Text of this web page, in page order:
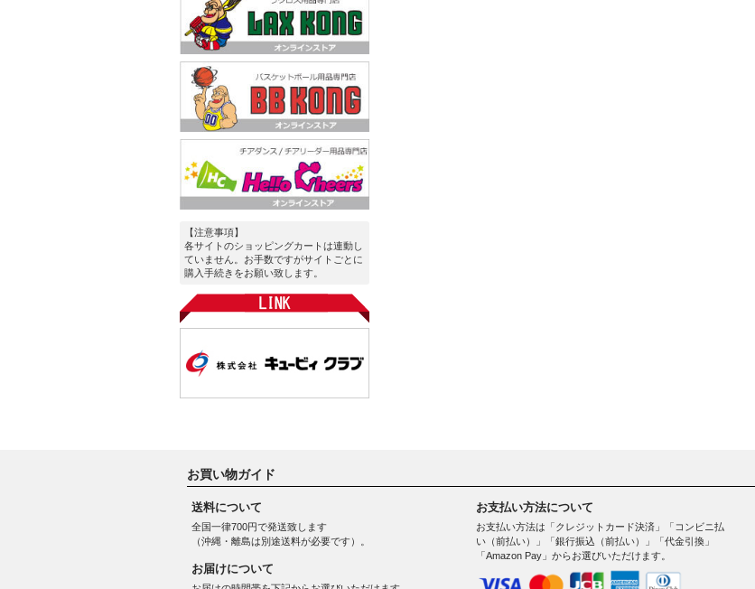
【注意事項】
各サイトのショッピングカートは連動し
ていません。お手数ですがサイトごとに
購入手続きをお願い致します。
お買い物ガイド
送料について
全国一律700円で発送致します
（沖縄・離島は別途送料が必要です）。
お届けについて
お支払い方法について
お支払い方法は「クレジットカード決済」「コンビニ払
い（前払い）」「銀行振込（前払い）」「代金引換」
「Amazon Pay」からお選びいただけます。